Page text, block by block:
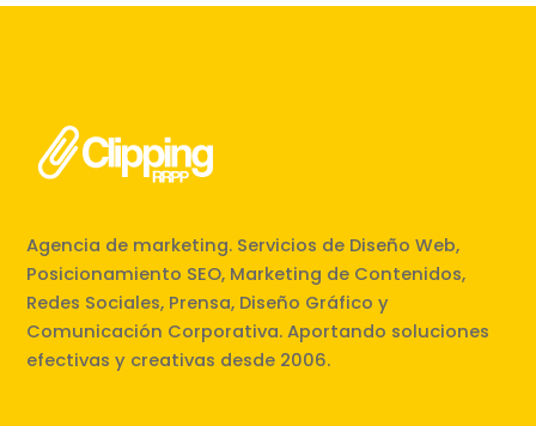
Agencia de marketing. Servicios de Diseño Web,
Posicionamiento SEO, Marketing de Contenidos,
Redes Sociales, Prensa, Diseño Gráfico y
Comunicación Corporativa. Aportando soluciones
efectivas y creativas desde 2006.